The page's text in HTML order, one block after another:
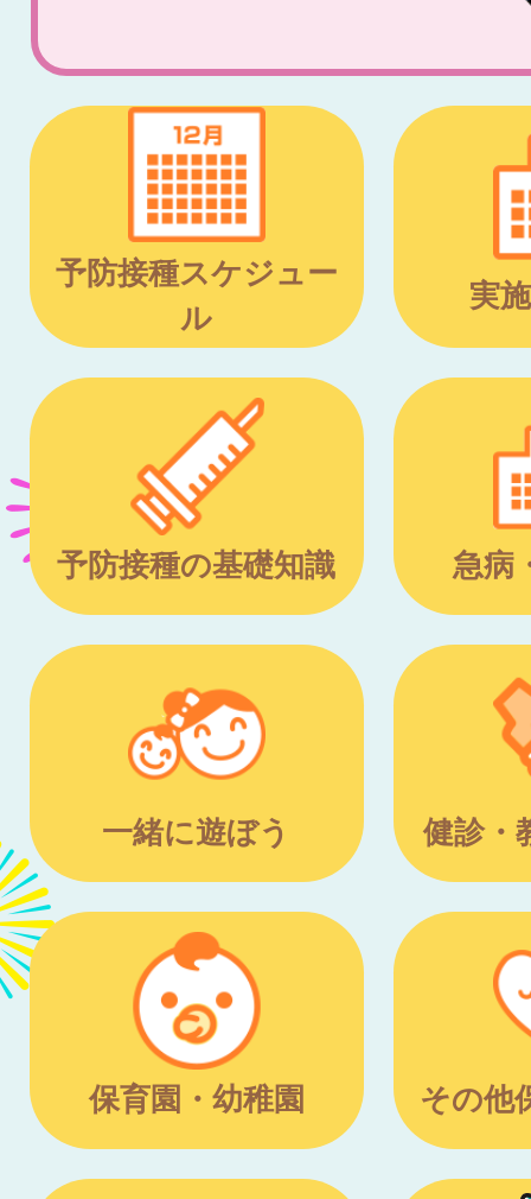
予防接種スケジュー
ル
実
予防接種の基礎知識 急病
一緒に遊ぼう 健診・
保育園・幼稚園 その他